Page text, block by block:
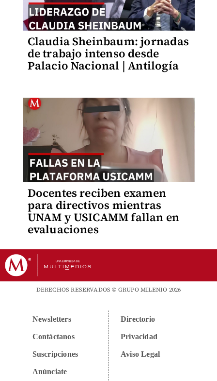
Claudia Sheinbaum: jornadas
de trabajo intenso desde
Palacio Nacional | Antilogía
Docentes reciben examen
para directivos mientras
UNAM y USICAMM fallan en
evaluaciones
DERECHOS RESERVADOS © GRUPO MILENIO 2026
Newsletters
Contáctanos
Suscripciones
Anúnciate
Directorio
Privacidad
Aviso Legal